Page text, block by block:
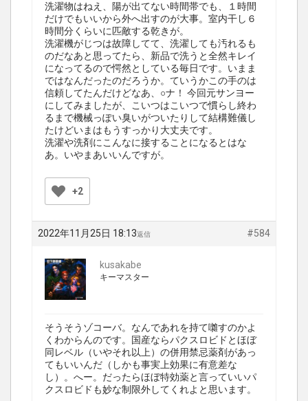
洗濯物はねえ、陽が出てない時間帯でも、１時間
だけでもいいから外へ出すのが大事。室内干し６
時間分くらいに匹敵する乾きが。
洗濯機がじつは故障してて、洗濯しても汚れるも
のだなあと思ってたら、新品で洗うと全然キレイ
になってるので愕然としている毎日です。いまま
ではなんだったのだろうか。ていうかこの手のは
信頼してたんだけどなあ、○ナ！ 今回元サンヨー
にしてみましたが、こいつはこいつで慣らし終わ
るまで機械っぽい臭いがついたりして結構難儀し
たけどいまはもうすっかり大丈夫です。
洗濯や洗剤にこんなに接することになるとはな
あ。いやまあいいんですが。
+2
2022年11月25日 18:13 #584
返信
kusakabe
キーマスター
そうそうゾコーバ。なんであれを持て囃すのかよ
くわからんのです。国産ならパクスロビドとほぼ
同レベル（いやそれ以上）の併用禁忌薬剤があっ
てもいいんだ（しかも事実上効果に有意差な
し）。へー。だったらほぼ特効薬と言っていいパ
クスロビドも妙な制限外してくれよと思います。